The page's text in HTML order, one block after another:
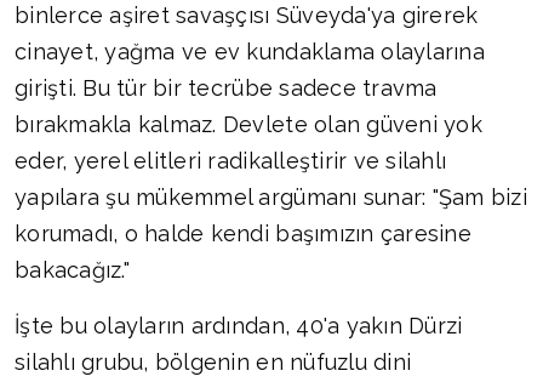
binlerce aşiret savaşçısı Süveyda'ya girerek
cinayet, yağma ve ev kundaklama olaylarına
girişti. Bu tür bir tecrübe sadece travma
bırakmakla kalmaz. Devlete olan güveni yok
eder, yerel elitleri radikalleştirir ve silahlı
yapılara şu mükemmel argümanı sunar: "Şam bizi
korumadı, o halde kendi başımızın çaresine
bakacağız."
İşte bu olayların ardından, 40'a yakın Dürzi
silahlı grubu, bölgenin en nüfuzlu dini